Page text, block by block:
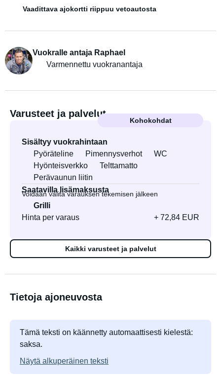
Vaadittava ajokortti riippuu vetoautosta
Vuokralle antaja Raphael
Varmennettu vuokranantaja
Varusteet ja palvelut
Kohokohdat
Sisältyy vuokrahintaan
Pyöräteline
Pimennysverhot
WC
Hyönteisverkko
Telttamatto
Perävaunun liitin
Saatavilla lisämaksusta
Voidaan valita varauksen tekemisen jälkeen
Grilli
Hinta per varaus
+ 72,84 EUR
Kaikki varusteet ja palvelut
Tietoja ajoneuvosta
Tämä teksti on käännetty automaattisesti kielestä:
saksa.
Näytä alkuperäinen teksti